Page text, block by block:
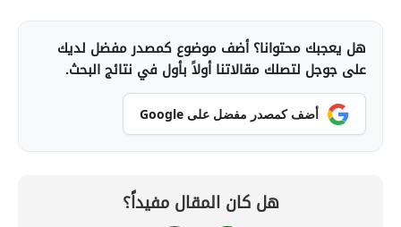
هل يعجبك محتوانا؟ أضف موضوع كمصدر مفضل لديك
على جوجل لتصلك مقالاتنا أولاً بأول في نتائج البحث.
أضف كمصدر مفضل على Google
هل كان المقال مفيداً؟